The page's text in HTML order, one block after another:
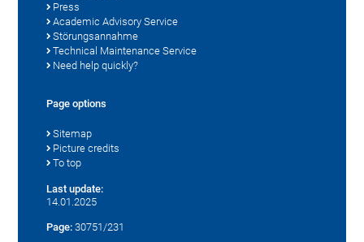
Press
Academic Advisory Service
Störungsannahme
Technical Maintenance Service
Need help quickly?
Page options
Sitemap
Picture credits
To top
Last update:
14.01.2025
Page: 30751/231